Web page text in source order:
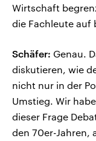
Wirtschaft
die Fachleute auf
Schäfer: Genau.
diskutieren, wie
nicht nur in der
Umstieg. Wir
dieser Frage
den 70er-Jahren,